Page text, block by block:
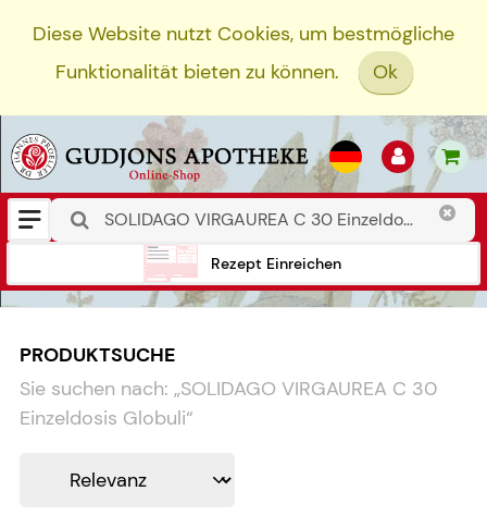
Diese Website nutzt Cookies, um bestmögliche
Funktionalität bieten zu können.
Ok
Rezept Einreichen
PRODUKTSUCHE
Sie suchen nach: „SOLIDAGO VIRGAUREA C 30
Einzeldosis Globuli“